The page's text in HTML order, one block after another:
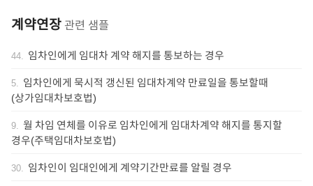
계약연장 관련 샘플
44. 임차인에게 임대차 계약 해지를 통보하는 경우
5. 임차인에게 묵시적 갱신된 임대차계약 만료일을 통보할때
(상가임대차보호법)
9. 월 차임 연체를 이유로 임차인에게 임대차계약 해지를 통지할
경우(주택임대차보호법)
30. 임차인이 임대인에게 계약기간만료를 알릴 경우